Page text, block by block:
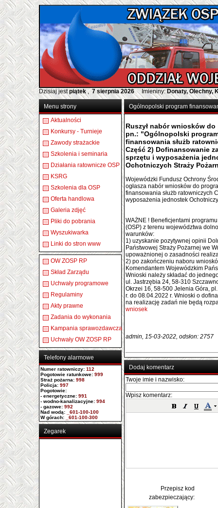
Dzisiaj jestpiątek,7 sierpnia 2026 Imieniny:Donaty, Olechny,
Menu strony
Aktualności
Konkursy - Turnieje
Zawody strażackie
Szkolenia i seminaria
Działania ratownicze OSP
KSRG
Szkolenia dla OSP
Oferta handlowa
Galeria zdjęć
Pliki do pobrania
Wyszukiwarka
Linki do stron www
OW ZOSP RP
Skład Zarządu
Uchwały programowe
Regulaminy
Akty prawne
Zadania do wykonania
Kampania sprawozdawcza
Uchwały OW ZOSP RP
Telefony alarmowe
Numer ratowniczy: 112
Pogotowie ratunkowe: 999
Straż pożarna: 998
Policja: 997
Pogotowie:
- energetyczne: 991
- wodno-kanalizacyjne: 994
- gazowe: 992
Nad wodą: _601-100-100
W górach: _601-100-300
Zegarek
Ogólnopolski program
Ruszył nabór wniosków do
pn.: "Ogólnopolski
finansowania służb
Część 2) Dofinansowanie
sprzętu i wyposażenia
Ochotniczych Straży
Wojewódzki Fundusz Ochrony
ogłasza nabór wniosków do
finansowania służb ratowniczych
wyposażenia jednostek
WAŻNE ! Beneficjentami
(OSP) z terenu województwa
warunków:
1) uzyskanie pozytywnej opinii
Państwowej Straży Pożarnej we
upoważnionej o zasadności
2) po zakończeniu naboru
Komendantem Wojewódzkim
Wnioski należy składać do
ul. Jastrzębia 24, 58-310
Okrzei 16, 58-500 Jelenia Góra,
r. do 08.04.2022 r. Wnioski o
na realizację zadań nie będą
wniosek
admin, 15-03-2022, odsłon: 2757
Dodaj komentarz
Twoje imie i nazwisko:
Wpisz komentarz:
Przepisz kod
zabezpieczający: